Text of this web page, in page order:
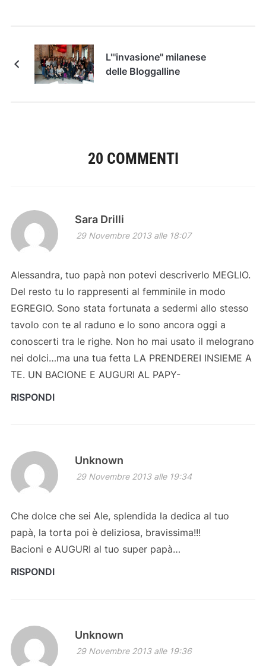
L"'invasione" milanese
delle Bloggalline
20 COMMENTI
Sara Drilli
29 Novembre 2013 alle 18:07
Alessandra, tuo papà non potevi descriverlo MEGLIO.
Del resto tu lo rappresenti al femminile in modo
EGREGIO. Sono stata fortunata a sedermi allo stesso
tavolo con te al raduno e lo sono ancora oggi a
conoscerti tra le righe. Non ho mai usato il melograno
nei dolci…ma una tua fetta LA PRENDEREI INSIEME A
TE. UN BACIONE E AUGURI AL PAPY-
RISPONDI
Unknown
29 Novembre 2013 alle 19:34
Che dolce che sei Ale, splendida la dedica al tuo
papà, la torta poi è deliziosa, bravissima!!!
Bacioni e AUGURI al tuo super papà…
RISPONDI
Unknown
29 Novembre 2013 alle 19:36